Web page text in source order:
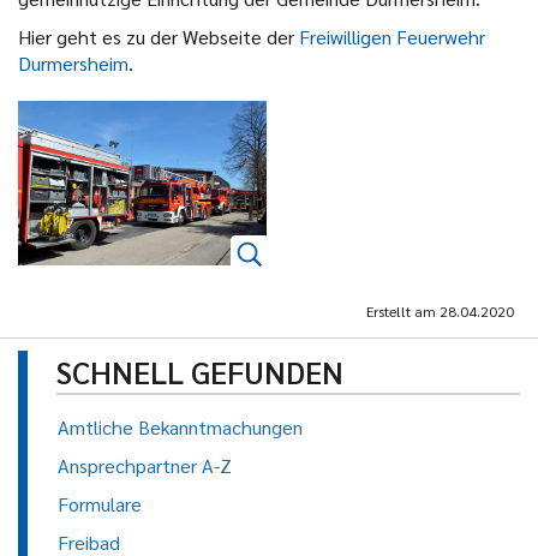
Hier geht es zu der Webseite der Freiwilligen Feuerwehr
Durmersheim.
Erstellt am 28.04.2020
SCHNELL GEFUNDEN
Amtliche Bekanntmachungen
Ansprechpartner A-Z
Formulare
Freibad